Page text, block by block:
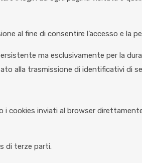
al fine di consentire l’accesso e la
ma esclusivamente per la
alla trasmissione di identificativi di
i cookies inviati al browser
di terze parti.